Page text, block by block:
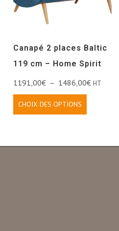
Canapé 2 places Baltic
119 cm – Home Spirit
1191,00€ – 1486,00€ HT
CHOIX DES OPTIONS